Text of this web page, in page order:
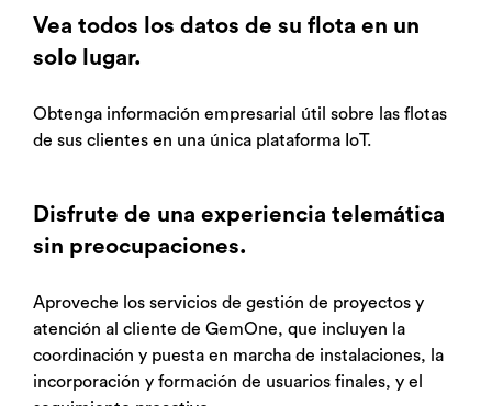
Vea todos los datos de su flota en un
solo lugar.
Obtenga información empresarial útil sobre las flotas
de sus clientes en una única plataforma IoT.
Disfrute de una experiencia telemática
sin preocupaciones.
Aproveche los servicios de gestión de proyectos y
atención al cliente de GemOne, que incluyen la
coordinación y puesta en marcha de instalaciones, la
incorporación y formación de usuarios finales, y el